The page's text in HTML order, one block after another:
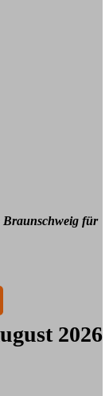
Braunschweig für
2026